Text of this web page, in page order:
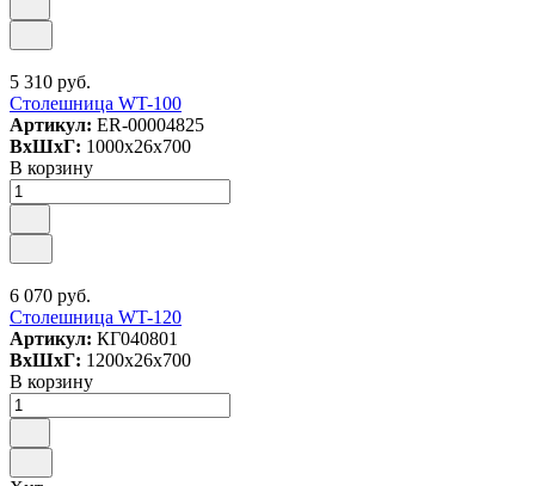
5 310 руб.
Столешница WT-100
Артикул: ER-00004825
ВxШxГ: 1000x26x700
В корзину
6 070 руб.
Столешница WT-120
Артикул: КГ040801
ВxШxГ: 1200x26x700
В корзину